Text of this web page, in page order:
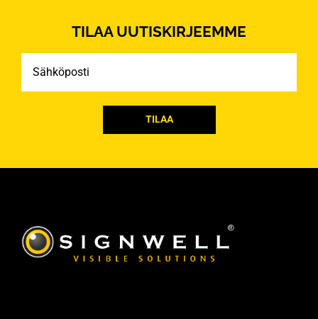
TILAA UUTISKIRJEEMME